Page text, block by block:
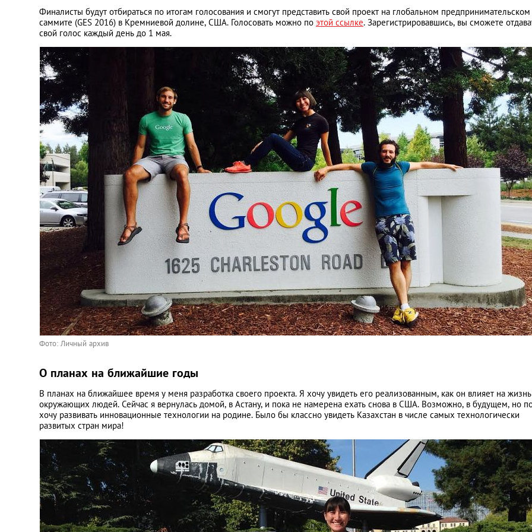
Финалисты будут отбираться по итогам голосования и смогут представить свой проект на глобальном предпринимательском
саммите (GES 2016) в Кремниевой долине, США. Голосовать можно по этой ссылке. Зарегистрировавшись, вы сможете
свой голос каждый день до 1 мая.
Фото: Личный архив
О планах на ближайшие годы
В планах на ближайшее время у меня разработка своего проекта. Я хочу увидеть его реализованным, как он влияет на жизнь
окружающих людей. Сейчас я вернулась домой, в Астану, и пока не намерена ехать снова в США. Возможно, в будущем, но
хочу развивать инновационные технологии на родине. Было бы классно увидеть Казахстан в числе самых технологически
развитых стран мира!